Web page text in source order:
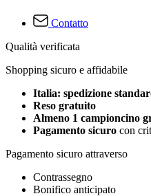
Contatto
Qualità verificata
Shopping sicuro e affidabile
Italia: spedizione
Reso gratuito
Almeno 1 campioncino
Pagamento sicuro con
Pagamento sicuro attraverso
Contrassegno
Bonifico anticipato